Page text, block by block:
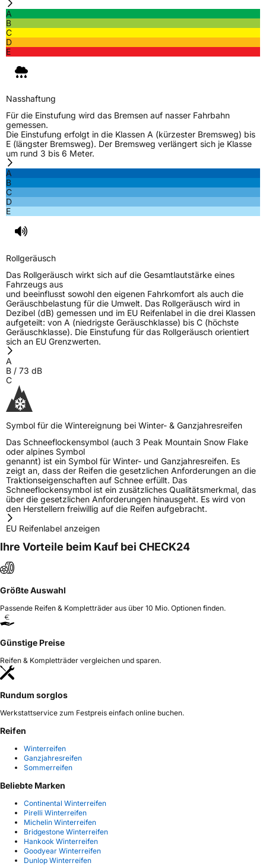
A
B
C
D
E
Nasshaftung
Für die Einstufung wird das Bremsen auf nasser Fahrbahn
gemessen.
Die Einstufung erfolgt in die Klassen A (kürzester Bremsweg) bis
E (längster Bremsweg). Der Bremsweg verlängert sich je Klasse
um rund 3 bis 6 Meter.
A
B
C
D
E
Rollgeräusch
Das Rollgeräusch wirkt sich auf die Gesamtlautstärke eines
Fahrzeugs aus
und beeinflusst sowohl den eigenen Fahrkomfort als auch die
Geräuschbelastung für die Umwelt. Das Rollgeräusch wird in
Dezibel (dB) gemessen und im EU Reifenlabel in die drei Klassen
aufgeteilt: von A (niedrigste Geräuschklasse) bis C (höchste
Geräuschklasse). Die Einstufung für das Rollgeräusch orientiert
sich an EU Grenzwerten.
A
B / 73 dB
C
Symbol für die Wintereignung bei Winter- & Ganzjahresreifen
Das Schneeflockensymbol (auch 3 Peak Mountain Snow Flake
oder alpines Symbol
genannt) ist ein Symbol für Winter- und Ganzjahresreifen. Es
zeigt an, dass der Reifen die gesetzlichen Anforderungen an die
Traktionseigenschaften auf Schnee erfüllt. Das
Schneeflockensymbol ist ein zusätzliches Qualitätsmerkmal, das
über die gesetzlichen Anforderungen hinausgeht. Es wird von
den Herstellern freiwillig auf die Reifen aufgebracht.
EU Reifenlabel anzeigen
Ihre Vorteile beim Kauf bei CHECK24
Größte Auswahl
Passende Reifen & Kompletträder aus über 10 Mio. Optionen finden.
Günstige Preise
Reifen & Kompletträder vergleichen und sparen.
Rundum sorglos
Werkstattservice zum Festpreis einfach online buchen.
Reifen
Winterreifen
Ganzjahresreifen
Sommerreifen
Beliebte Marken
Continental Winterreifen
Pirelli Winterreifen
Michelin Winterreifen
Bridgestone Winterreifen
Hankook Winterreifen
Goodyear Winterreifen
Dunlop Winterreifen